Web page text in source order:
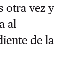
otra vez y
al
de la